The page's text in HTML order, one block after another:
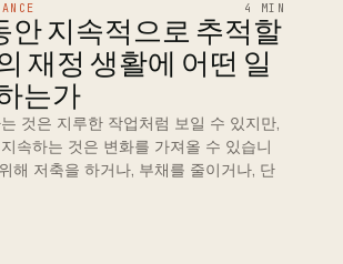
4 MIN
안 지속적으로 추적할
재정 생활에 어떤 일
는가
것은 지루한 작업처럼 보일 수 있지만,
속하는 것은 변화를 가져올 수 있습니
해 저축을 하거나, 부채를 줄이거나, 단